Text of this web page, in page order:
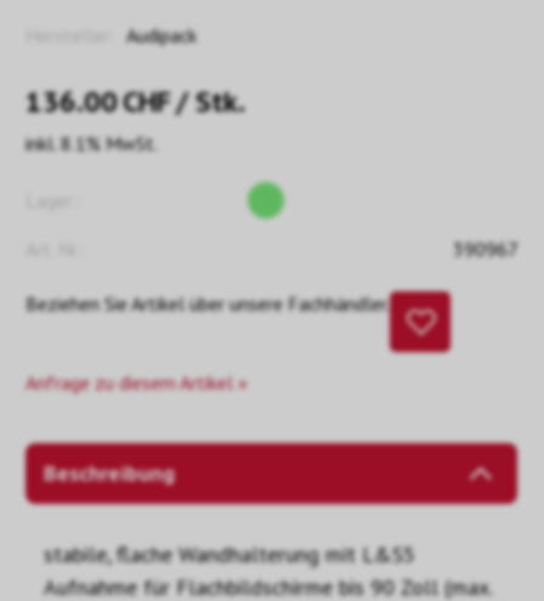
Audipack
136.00CHF/ Stk.
inkl. 8.1% MwSt.
390967
Beziehen Sie Artikel über unsere Fachhändler.
Anfrage zu diesem Artikel »
Beschreibung
stabile, flache Wandhalterung mit L&S5
Aufnahme für Flachbildschirme bis 90 Zoll (max.